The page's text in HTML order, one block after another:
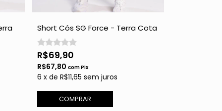
Short Cós SG Force - Terra Cota
R$69,90
R$67,80 comPix
6 x de R$11,65 sem juros
COMPRAR